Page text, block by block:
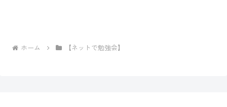
ホーム 【ネットで勉強会】